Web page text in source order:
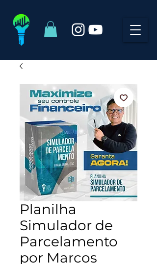
Planilha
Simulador de
Parcelamento
por Marcos